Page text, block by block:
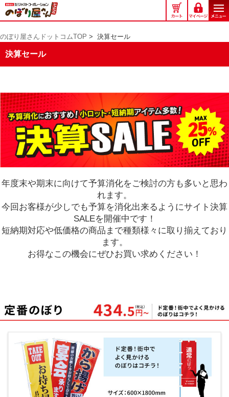
の
ぼ
屋
さ
ト
コ
ム
のぼり屋さんドットコムTOP > 決算セール
決算セール
年度末や期末に向けて予算消化をご検討の方も多いと思わ
れます。
今回お客様が少しでも予算を消化出来るようにサイト決算
SALEを開催中です！
短納期対応や低価格の商品まで種類様々に取り揃えており
ます。
お得なこの機会にぜひお買い求めください！